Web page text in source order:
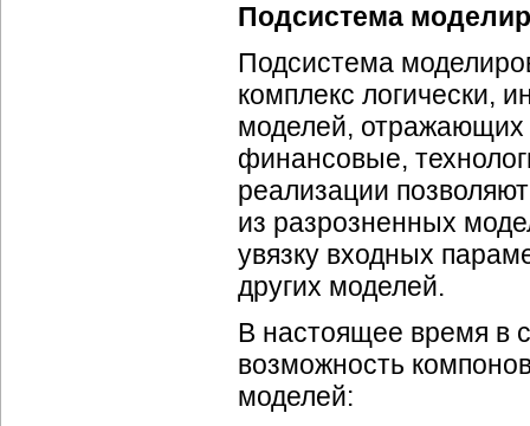
Подсистема
Подсистема
комплекс логически,
моделей, отражающих
финансовые,
реализации
из разрозненных
увязку входных
других моделей.
В настоящее время в
возможность
моделей: